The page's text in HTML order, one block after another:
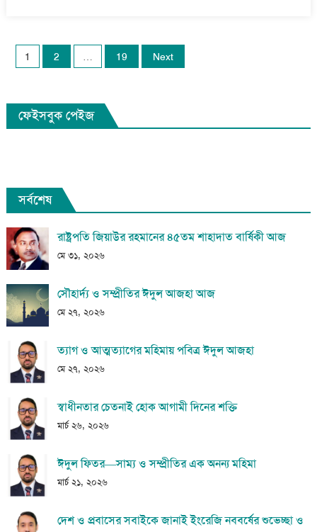
Posts
1 2 … 19 Next
ফেইসবুক পেইজ
সর্বশেষ
রাষ্ট্রপতি জিয়াউর রহমানের ৪৫তম শাহাদাত বার্ষিকী আজ
মে ৩১, ২০২৬
সৌহার্দ্য ও সম্প্রীতির ঈদুল আজহা আজ
মে ২৭, ২০২৬
ত্যাগ ও আত্মত্যাগের মহিমায় পবিত্র ঈদুল আজহা
মে ২৭, ২০২৬
স্বাধীনতার চেতনাই হোক আগামী দিনের শক্তি
মার্চ ২৬, ২০২৬
ঈদুল ফিতর—সাম্য ও সম্প্রীতির এক অনন্য মহিমা
মার্চ ২১, ২০২৬
দেশ ও প্রবাসের সবাইকে জানাই ইংরেজি নববর্ষের শুভেচ্ছা ও